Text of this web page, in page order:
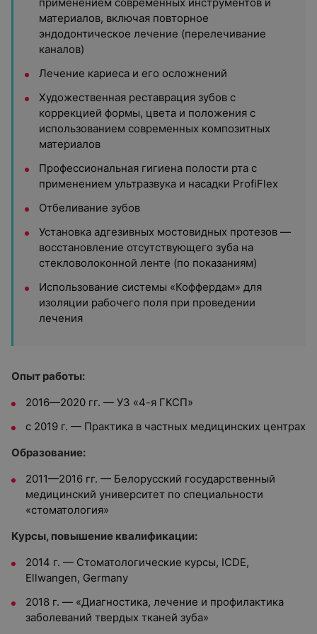
материалов, включая повторное
эндодонтическое лечение (перелечивание
каналов)
Лечение кариеса и его осложнений
Художественная реставрация зубов с
коррекцией формы, цвета и положения с
использованием современных композитных
материалов
Профессиональная гигиена полости рта с
применением ультразвука и насадки ProfiFlex
Отбеливание зубов
Установка адгезивных мостовидных протезов —
восстановление отсутствующего зуба на
стекловолоконной ленте (по показаниям)
Использование системы «Коффердам» для
изоляции рабочего поля при проведении
лечения
Опыт работы:
2016—2020 гг. — УЗ «4-я ГКСП»
с 2019 г. — Практика в частных медицинских центрах
Образование:
2011—2016 гг. — Белорусский государственный
медицинский университет по специальности
«стоматология»
Курсы, повышение квалификации:
2014 г. — Стоматологические курсы, ICDE,
Ellwangen, Germany
2018 г. — «Диагностика, лечение и профилактика
заболеваний твердых тканей зуба»